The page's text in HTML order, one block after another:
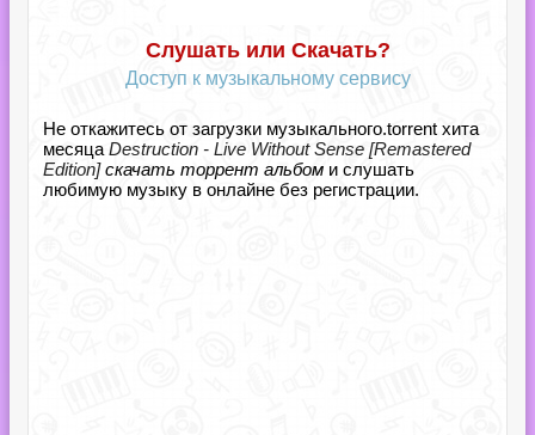
Слушать или Скачать?
Доступ к музыкальному сервису
Не откажитесь от загрузки музыкального.torrent хита
месяца Destruction - Live Without Sense [Remastered
Edition]скачать торрент альбом и слушать
любимую музыку в онлайне без регистрации.